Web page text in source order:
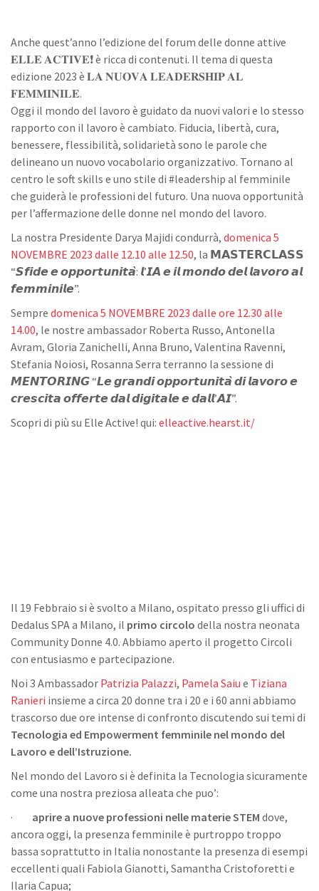
Anche quest’anno l’edizione del forum delle donne attive
𝐄𝐋𝐋𝐄 𝐀𝐂𝐓𝐈𝐕𝐄❗ è ricca di contenuti. Il tema di questa
edizione 2023 è 𝐋𝐀 𝐍𝐔𝐎𝐕𝐀 𝐋𝐄𝐀𝐃𝐄𝐑𝐒𝐇𝐈𝐏 𝐀𝐋
𝐅𝐄𝐌𝐌𝐈𝐍𝐈𝐋𝐄.
Oggi il mondo del lavoro è guidato da nuovi valori e lo stesso
rapporto con il lavoro è cambiato. Fiducia, libertà, cura,
benessere, flessibilità, solidarietà sono le parole che
delineano un nuovo vocabolario organizzativo. Tornano al
centro le soft skills e uno stile di #leadership al femminile
che guiderà le professioni del futuro. Una nuova opportunità
per l’affermazione delle donne nel mondo del lavoro.
La nostra Presidente Darya Majidi condurrà, domenica 5
NOVEMBRE 2023 dalle 12.10 alle 12.50, la 𝗠𝗔𝗦𝗧𝗘𝗥𝗖𝗟𝗔𝗦𝗦
“𝙎𝙛𝙞𝙙𝙚 𝙚 𝙤𝙥𝙥𝙤𝙧𝙩𝙪𝙣𝙞𝙩𝙖̀: 𝙡’𝙄𝘼 𝙚 𝙞𝙡 𝙢𝙤𝙣𝙙𝙤 𝙙𝙚𝙡 𝙡𝙖𝙫𝙤𝙧𝙤 𝙖𝙡
𝙛𝙚𝙢𝙢𝙞𝙣𝙞𝙡𝙚”.
Sempre domenica 5 NOVEMBRE 2023 dalle ore 12.30 alle
14.00, le nostre ambassador Roberta Russo, Antonella
Avram, Gloria Zanichelli, Anna Bruno, Valentina Ravenni,
Stefania Noiosi, Rosanna Serra terranno la sessione di
𝙈𝙀𝙉𝙏𝙊𝙍𝙄𝙉𝙂 “𝙇𝙚 𝙜𝙧𝙖𝙣𝙙𝙞 𝙤𝙥𝙥𝙤𝙧𝙩𝙪𝙣𝙞𝙩𝙖̀ 𝙙𝙞 𝙡𝙖𝙫𝙤𝙧𝙤 𝙚
𝙘𝙧𝙚𝙨𝙘𝙞𝙩𝙖 𝙤𝙛𝙛𝙚𝙧𝙩𝙚 𝙙𝙖𝙡 𝙙𝙞𝙜𝙞𝙩𝙖𝙡𝙚 𝙚 𝙙𝙖𝙡𝙡’𝘼𝙄”.
Scopri di più su Elle Active! qui: elleactive.hearst.it/
Il 19 Febbraio si è svolto a Milano, ospitato presso gli uffici di
Dedalus SPA a Milano, il primo circolo della nostra neonata
Community Donne 4.0. Abbiamo aperto il progetto Circoli
con entusiasmo e partecipazione.
Noi 3 Ambassador Patrizia Palazzi, Pamela Saiu e Tiziana
Ranieri insieme a circa 20 donne tra i 20 e i 60 anni abbiamo
trascorso due ore intense di confronto discutendo sui temi di
Tecnologia ed Empowerment femminile nel mondo del
Lavoro e dell’Istruzione.
Nel mondo del Lavoro si è definita la Tecnologia sicuramente
come una nostra preziosa alleata che puo’:
· aprire a nuove professioni nelle materie STEM dove,
ancora oggi, la presenza femminile è purtroppo troppo
bassa soprattutto in Italia nonostante la presenza di esempi
eccellenti quali Fabiola Gianotti, Samantha Cristoforetti e
Ilaria Capua;